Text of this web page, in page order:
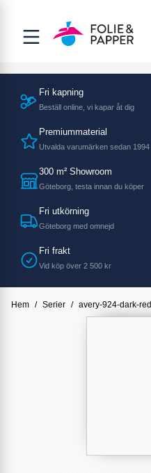
Fri kapning
Beställ online, vi kapar åt dig
Premiummaterial
Utvalda varumärken sedan 1994
300 m² Showroom
Göteborg, testa innan du köper
Fri utkörning
Göteborg med omnejd
Fri frakt
Vid köp över 2 500 kr
Hem / Serier / avery-924-dark-red